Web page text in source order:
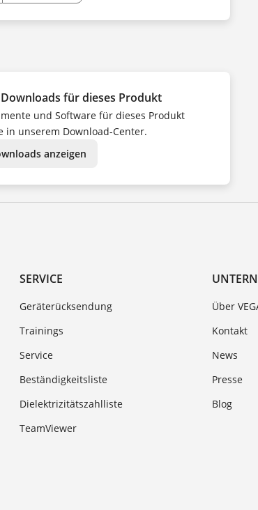
für dieses Produkt
und Software für dieses Produkt
in unserem Download-Center.
anzeigen
SERVICE
Geräterücksendung
Trainings
Service
Beständigkeitsliste
Dielektrizitätszahlliste
TeamViewer
Über
Kontakt
News
Presse
Blog